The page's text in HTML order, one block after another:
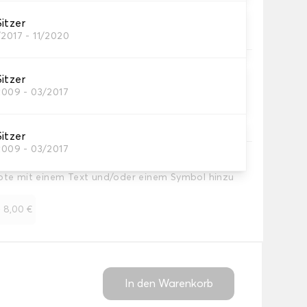
- 11/2020
- 03/2017
- 03/2017
Anti-Rutsch-Befestigung für optimalen Halt
an der Fahrermatte hinzu, um
Option nicht verfügbar für das Material
mit einem Text und/oder einem Symbol hinzu
8,00 €
In den Warenkorb